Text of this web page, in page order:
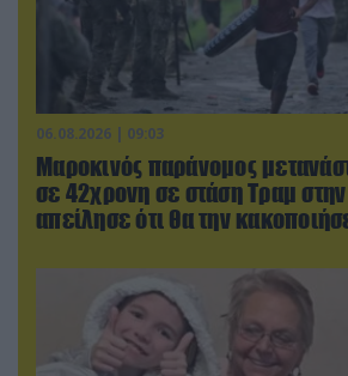
06.08.2026 | 09:03
Μαροκινός παράνομος
σε 42χρονη σε στάση Τραμ στην
απείλησε ότι θα την